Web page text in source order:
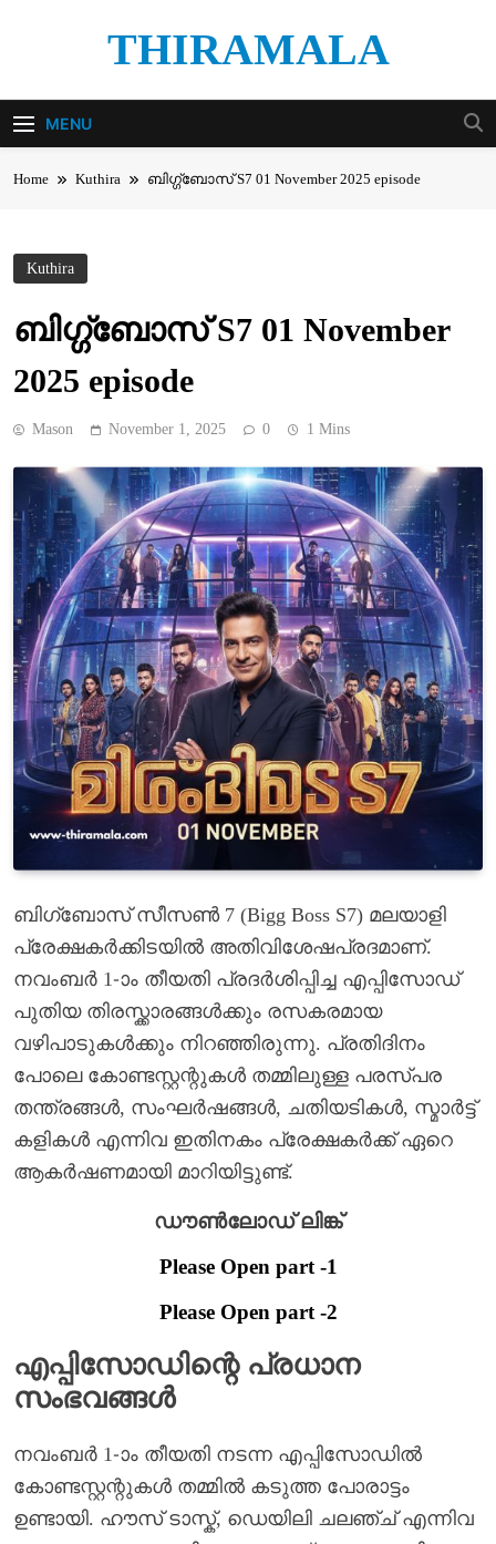
THIRAMALA
MENU
Home Kuthira ബിഗ്ഗ്‌ബോസ് S7 01 November 2025 episode
Kuthira
ബിഗ്ഗ്‌ബോസ് S7 01 November
2025 episode
Mason November 1, 2025 0 1 Mins
ബിഗ്‌ബോസ് സീസൺ 7 (Bigg Boss S7) മലയാളി
പ്രേക്ഷകർക്കിടയിൽ അതിവിശേഷപ്രദമാണ്.
നവംബർ 1-ാം തീയതി പ്രദർശിപ്പിച്ച എപ്പിസോഡ്
പുതിയ തിരസ്ക്കാരങ്ങൾക്കും രസകരമായ
വഴിപാടുകൾക്കും നിറഞ്ഞിരുന്നു. പ്രതിദിനം
പോലെ കോണ്ടസ്റ്റന്റുകൾ തമ്മിലുള്ള പരസ്പര
തന്ത്രങ്ങൾ, സംഘർഷങ്ങൾ, ചതിയടികൾ, സ്മാർട്ട്
കളികൾ എന്നിവ ഇതിനകം പ്രേക്ഷകർക്ക് ഏറെ
ആകർഷണമായി മാറിയിട്ടുണ്ട്.
ഡൗൺലോഡ് ലിങ്ക്
Please Open part -1
Please Open part -2
എപ്പിസോഡിന്റെ പ്രധാന
സംഭവങ്ങൾ
നവംബർ 1-ാം തീയതി നടന്ന എപ്പിസോഡിൽ
കോണ്ടസ്റ്റന്റുകൾ തമ്മിൽ കടുത്ത പോരാട്ടം
ഉണ്ടായി. ഹൗസ് ടാസ്ക്, ഡെയിലി ചലഞ്ച് എന്നിവ